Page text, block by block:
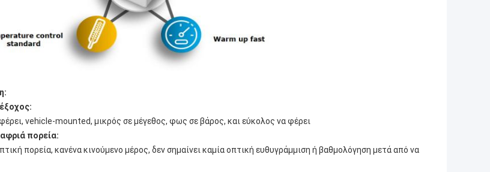
vehicle-mounted, μικρός σε μέγεθος, φως σε βάρος, και εύκολος να φέρει
πορεία:
πορεία, κανένα κινούμενο μέρος, δεν σημαίνει καμία οπτική ευθυγράμμιση ή βαθμολόγηση μετά από να